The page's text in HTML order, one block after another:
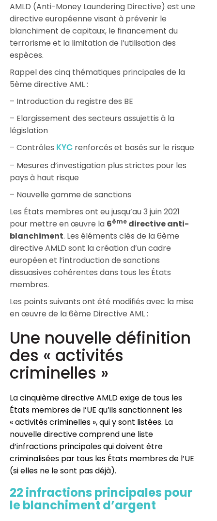
AMLD (Anti-Money Laundering Directive) est une
directive européenne visant à prévenir le
blanchiment de capitaux, le financement du
terrorisme et la limitation de l’utilisation des
espèces.
Rappel des cinq thématiques principales de la
5ème directive AML :
– Introduction du registre des BE
– Elargissement des secteurs assujettis à la
législation
– Contrôles KYC renforcés et basés sur le risque
– Mesures d’investigation plus strictes pour les
pays à haut risque
– Nouvelle gamme de sanctions
Les États membres ont eu jusqu’au 3 juin 2021
pour mettre en œuvre la 6ème directive anti-
blanchiment. Les éléments clés de la 6ème
directive AMLD sont la création d’un cadre
européen et l’introduction de sanctions
dissuasives cohérentes dans tous les États
membres.
Les points suivants ont été modifiés avec la mise
en œuvre de la 6ème Directive AML :
Une nouvelle définition
des « activités
criminelles »
La cinquième directive AMLD exige de tous les
États membres de l’UE qu’ils sanctionnent les
« activités criminelles », qui y sont listées. La
nouvelle directive comprend une liste
d’infractions principales qui doivent être
criminalisées par tous les États membres de l’UE
(si elles ne le sont pas déjà).
22 infractions principales pour
le blanchiment d’argent